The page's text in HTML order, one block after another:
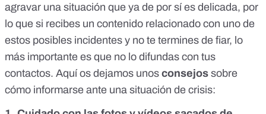
agravar una situación que ya de por sí es delicada, por
lo que si recibes un contenido relacionado con uno de
estos posibles incidentes y no te termines de fiar, lo
más importante es que no lo difundas con tus
contactos. Aquí os dejamos unos consejos sobre
cómo informarse ante una situación de crisis: